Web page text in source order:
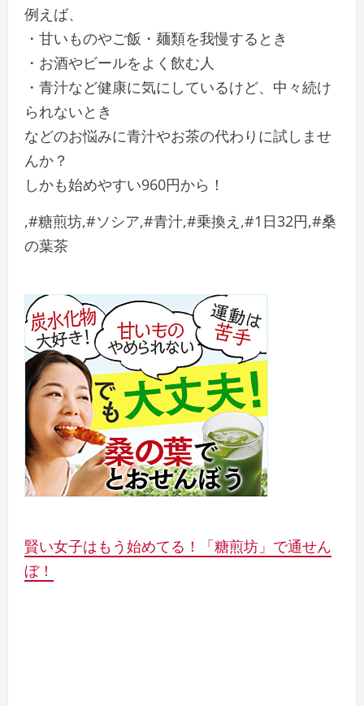
例えば、
・甘いものやご飯・麺類を我慢するとき
・お酒やビールをよく飲む人
・青汁など健康に気にしているけど、中々続け
られないとき
などのお悩みに青汁やお茶の代わりに試しませ
んか？
しかも始めやすい960円から！
,#糖煎坊,#ソシア,#青汁,#乗換え,#1日32円,#桑
の葉茶
賢い女子はもう始めてる！「糖煎坊」で通せん
ぼ！